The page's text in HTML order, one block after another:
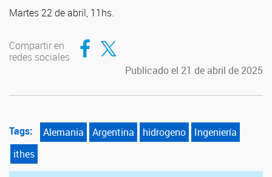
Martes 22 de abril, 11hs.
Compartir en
redes sociales
Compartir en Facebook
Compartir en Twitter
Publicado el 21 de abril de 2025
Tags: Alemania Argentina hidrogeno
Ingeniería
ithes